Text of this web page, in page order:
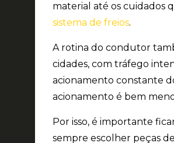
material até os cuidados
sistema de freios.
A rotina do condutor
cidades, com tráfego
acionamento constante
acionamento é bem
Por isso, é importante
sempre escolher peças